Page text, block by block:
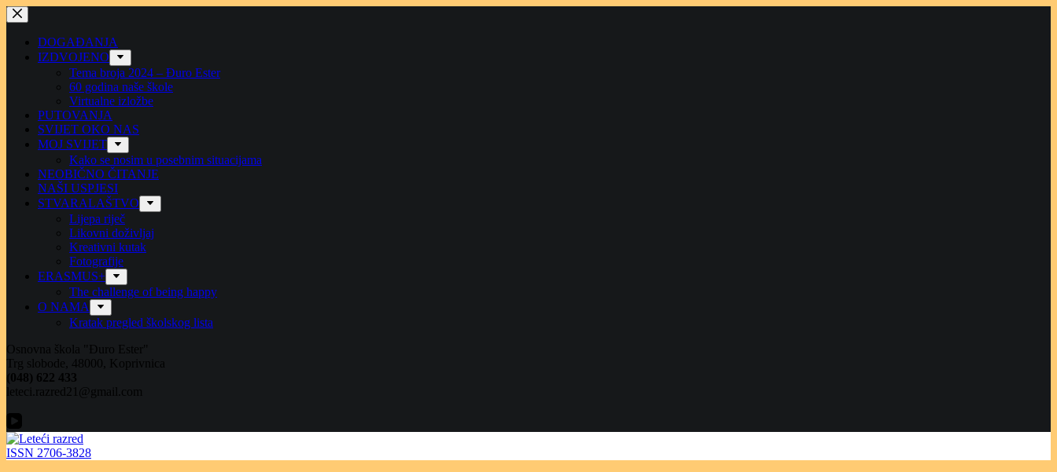
Preskoči
na
sadržajDOGAĐANJA
IZDVOJENO
Tema broja 2024 – Đuro Ester
60 godina naše škole
Virtualne izložbe
PUTOVANJA
SVIJET OKO NAS
MOJ SVIJET
Kako se nosim u posebnim situacijama
NEOBIČNO ČITANJE
NAŠI USPJESI
STVARALAŠTVO
Lijepa riječ
Likovni doživljaj
Kreativni kutak
Fotografije
ERASMUS+
The challenge of being happy
O NAMA
Kratak pregled školskog lista
Osnovna škola "Đuro Ester"
Trg slobode, 48000, Koprivnica
(048) 622 433
leteci.razred21@gmail.com
ISSN 2706-3828